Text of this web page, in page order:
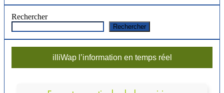
Rechercher
Rechercher
illiWap l’information en temps réel